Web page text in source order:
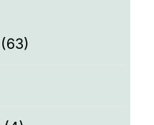
(63)